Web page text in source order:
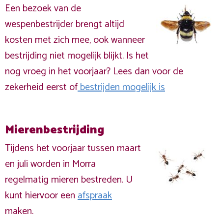
Een bezoek van de
wespenbestrijder brengt altijd
kosten met zich mee, ook wanneer
bestrijding niet mogelijk blijkt. Is het
nog vroeg in het voorjaar? Lees dan voor de
zekerheid eerst ofbestrijden mogelijk is
Mierenbestrijding
Tijdens het voorjaar tussen maart
en juli worden in Morra
regelmatig mieren bestreden. U
kunt hiervoor eenafspraak
maken.